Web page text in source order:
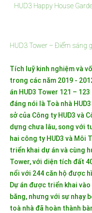
HUD3 Happy House
HUD3 Tower – Điểm
Tích luỹ kinh nghiệm và
trong các năm 2019 -
án HUD3 Tower 121 –
đáng nói là Toà nhà
sở của Công ty HUD3 và
dựng chưa lâu, song với
hai công ty HUD3 và Môi
triển khai dự án và cùng
Tower, với diện tích đất
nổi với 244 căn hộ được
Dự án được triển khai
băng, nhưng với sự nhạy
toà nhà đã hoàn thành